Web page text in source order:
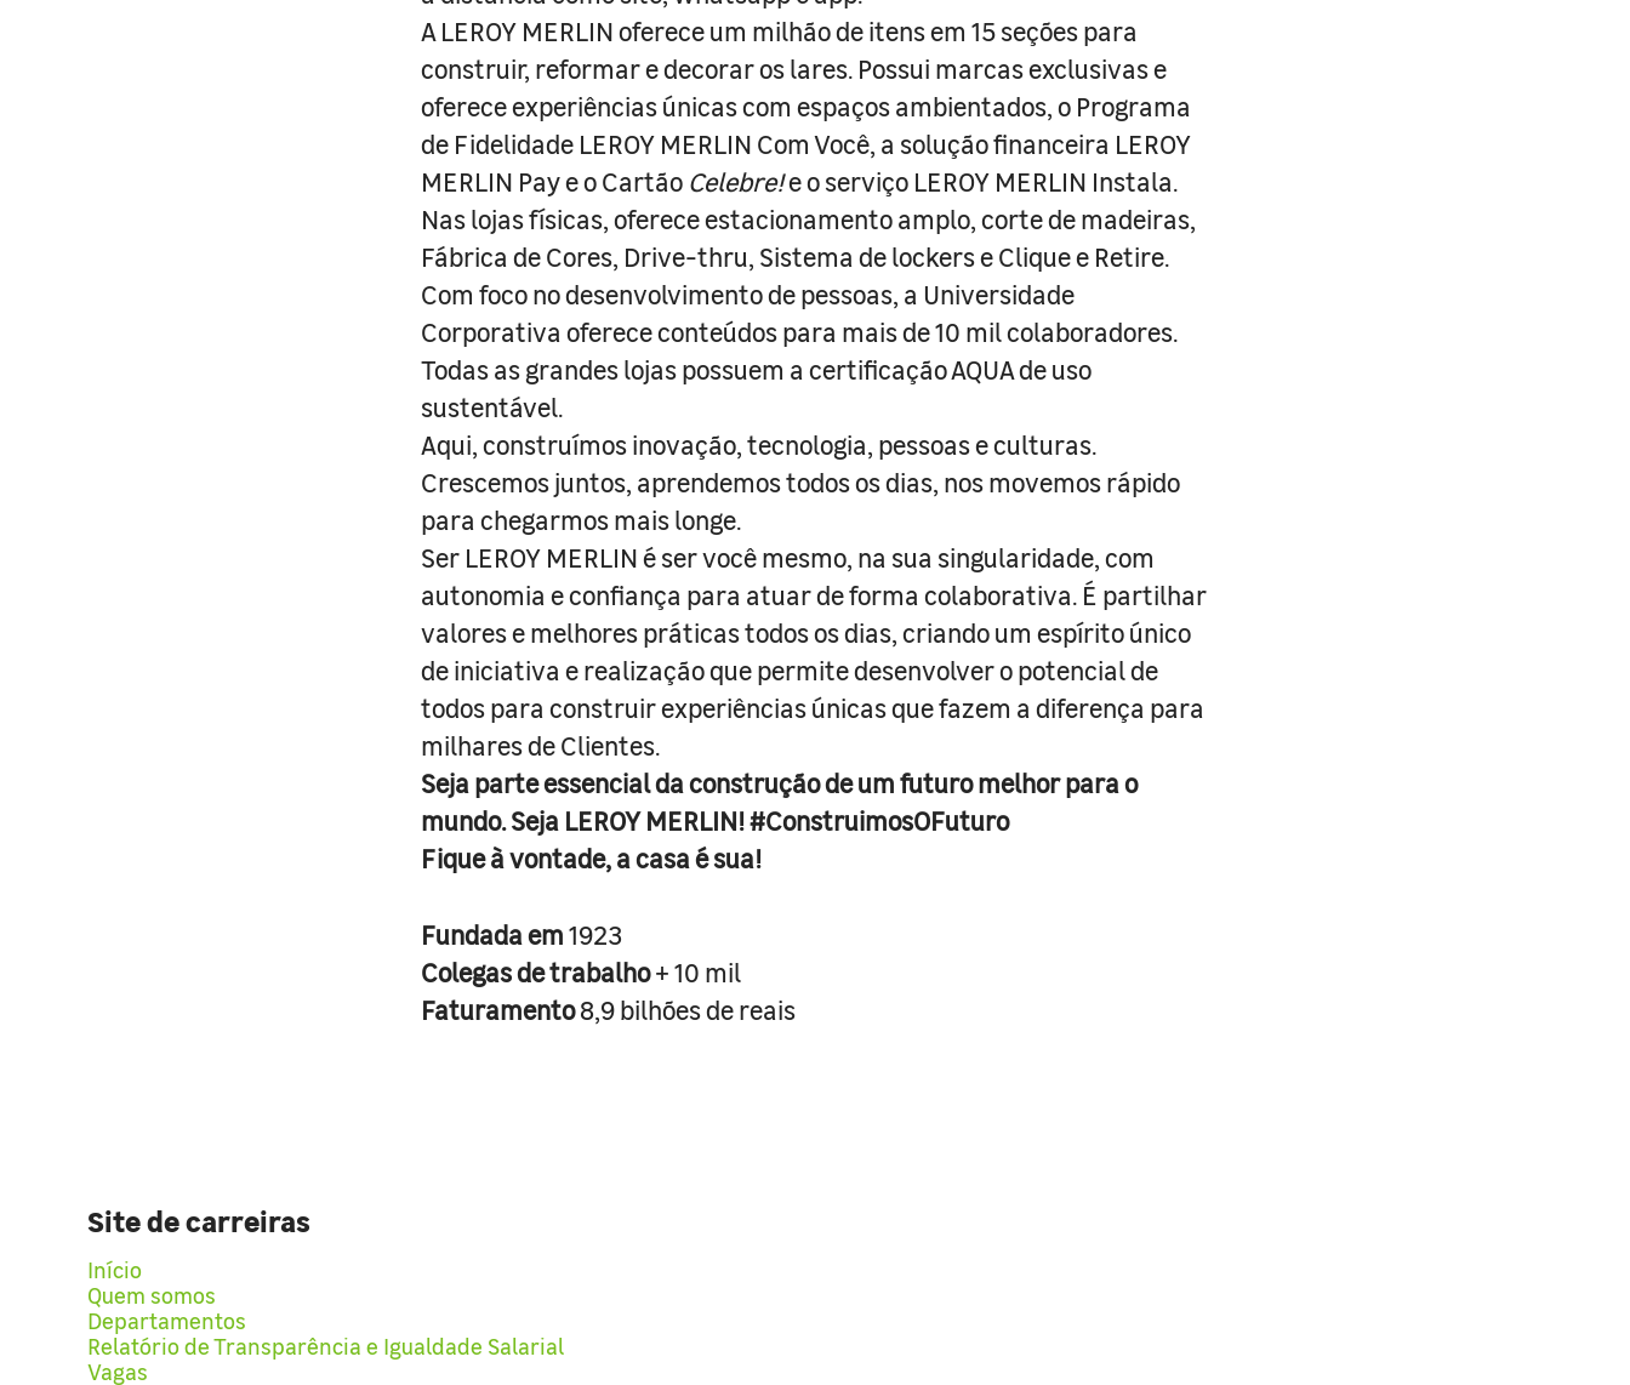
A LEROY MERLIN oferece um milhão de itens em 15 seções para
construir, reformar e decorar os lares. Possui marcas exclusivas e
oferece experiências únicas com espaços ambientados, o Programa
de Fidelidade LEROY MERLIN Com Você, a solução financeira LEROY
MERLIN Pay e o Cartão Celebre!e o serviço LEROY MERLIN Instala.
Nas lojas físicas, oferece estacionamento amplo, corte de madeiras,
Fábrica de Cores, Drive-thru, Sistema de lockers e Clique e Retire.
Com foco no desenvolvimento de pessoas, a Universidade
Corporativa oferece conteúdos para mais de 10 mil colaboradores.
Todas as grandes lojas possuem a certificação AQUA de uso
sustentável.
Aqui, construímos inovação, tecnologia, pessoas e culturas.
Crescemos juntos, aprendemos todos os dias, nos movemos rápido
para chegarmos mais longe.
Ser LEROY MERLIN é ser você mesmo, na sua singularidade, com
autonomia e confiança para atuar de forma colaborativa. É partilhar
valores e melhores práticas todos os dias, criando um espírito único
de iniciativa e realização que permite desenvolver o potencial de
todos para construir experiências únicas que fazem a diferença para
milhares de Clientes.
Seja parte essencial da construção de um futuro melhor para o
mundo. Seja LEROY MERLIN! #ConstruimosOFuturo
Fique à vontade, a casa é sua!
Fundada em1923
Colegas de trabalho+ 10 mil
Faturamento8,9 bilhões de reais
Site de carreiras
Início
Quem somos
Departamentos
Relatório de Transparência e Igualdade Salarial
Vagas